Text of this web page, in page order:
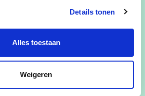
Details tonen
Alles toestaan
Weigeren